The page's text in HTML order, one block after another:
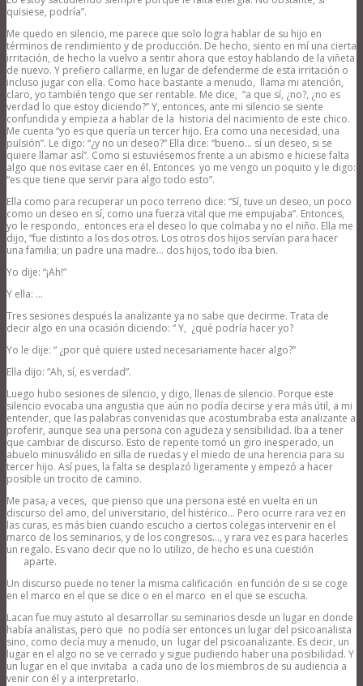
quisiese, podría”.
Me quedo en silencio, me parece que solo logra hablar de su hijo en
términos de rendimiento y de producción. De hecho, siento en mí una cierta
irritación, de hecho la vuelvo a sentir ahora que estoy hablando de la viñeta
de nuevo. Y prefiero callarme, en lugar de defenderme de esta irritación o
incluso jugar con ella. Como hace bastante a menudo, llama mi atención,
claro, yo también tengo que ser rentable. Me dice, “a que sí, ¿no?, ¿no es
verdad lo que estoy diciendo?” Y, entonces, ante mi silencio se siente
confundida y empieza a hablar de la historia del nacimiento de este chico.
Me cuenta “yo es que quería un tercer hijo. Era como una necesidad, una
pulsión”. Le digo: “¿y no un deseo?” Ella dice: “bueno… sí un deseo, si se
quiere llamar así”. Como si estuviésemos frente a un abismo e hiciese falta
algo que nos evitase caer en él. Entonces yo me vengo un poquito y le digo:
“es que tiene que servir para algo todo esto”.
Ella como para recuperar un poco terreno dice: “Sí, tuve un deseo, un poco
como un deseo en sí, como una fuerza vital que me empujaba”. Entonces,
yo le respondo, entonces era el deseo lo que colmaba y no el niño. Ella me
dijo, “fue distinto a los dos otros. Los otros dos hijos servían para hacer
una familia; un padre una madre… dos hijos, todo iba bien.
Yo dije: “¡Ah!”
Y ella: …
Tres sesiones después la analizante ya no sabe que decirme. Trata de
decir algo en una ocasión diciendo: “ Y, ¿qué podría hacer yo?
Yo le dije: “ ¿por qué quiere usted necesariamente hacer algo?”
Ella dijo: “Ah, sí, es verdad”.
Luego hubo sesiones de silencio, y digo, llenas de silencio. Porque este
silencio evocaba una angustia que aún no podía decirse y era más útil, a mi
entender, que las palabras convenidas que acostumbraba esta analizante a
proferir, aunque sea una persona con agudeza y sensibilidad. Iba a tener
que cambiar de discurso. Esto de repente tomó un giro inesperado, un
abuelo minusválido en silla de ruedas y el miedo de una herencia para su
tercer hijo. Así pues, la falta se desplazó ligeramente y empezó a hacer
posible un trocito de camino.
Me pasa, a veces, que pienso que una persona esté en vuelta en un
discurso del amo, del universitario, del histérico… Pero ocurre rara vez en
las curas, es más bien cuando escucho a ciertos colegas intervenir en el
marco de los seminarios, y de los congresos…, y rara vez es para hacerles
un regalo. Es vano decir que no lo utilizo, de hecho es una cuestión
aparte.
Un discurso puede no tener la misma calificación en función de si se coge
en el marco en el que se dice o en el marco en el que se escucha.
Lacan fue muy astuto al desarrollar su seminarios desde un lugar en donde
había analistas, pero que no podía ser entonces un lugar del psicoanalista
sino, como decía muy a menudo, un lugar del psicoanalizante. Es decir, un
lugar en el algo no se ve cerrado y sigue pudiendo haber una posibilidad. Y
un lugar en el que invitaba a cada uno de los miembros de su audiencia a
venir con él y a interpretarlo.